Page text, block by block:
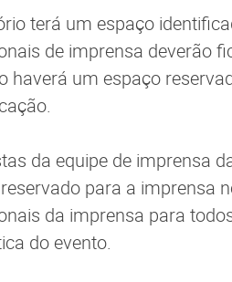
terá um espaço
de imprensa deverão
haverá um espaço
da equipe de imprensa
para a imprensa
da imprensa para
do evento.